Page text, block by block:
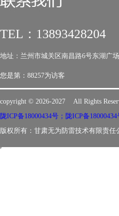
TEL：13893428204
地址：兰州市城关区南昌路6号东湖广
您是第： 88257为访客
copyright © 2026-2027 All Rights
陇ICP备18000434号；陇ICP备18000434
版权所有：甘肃无为防雷技术有限责任